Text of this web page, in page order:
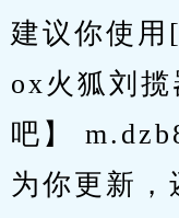
建议你使
ox火狐刘
吧】
为你更新，